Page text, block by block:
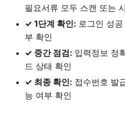
필요서류 모두 스캔 또는
✓ 1단계 확인: 로그인 성
부 확인
✓ 중간 점검: 입력정보 정
드 상태 확인
✓ 최종 확인: 접수번호 발
능 여부 확인